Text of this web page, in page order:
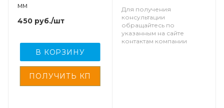
мм
450 руб./шт
В КОРЗИНУ
Для получения
консультации
обращайтесь по
указанным на сайте
контактам компании